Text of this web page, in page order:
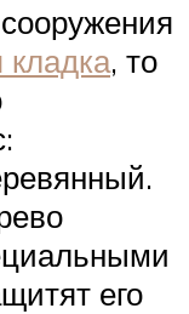
кладка, то
его